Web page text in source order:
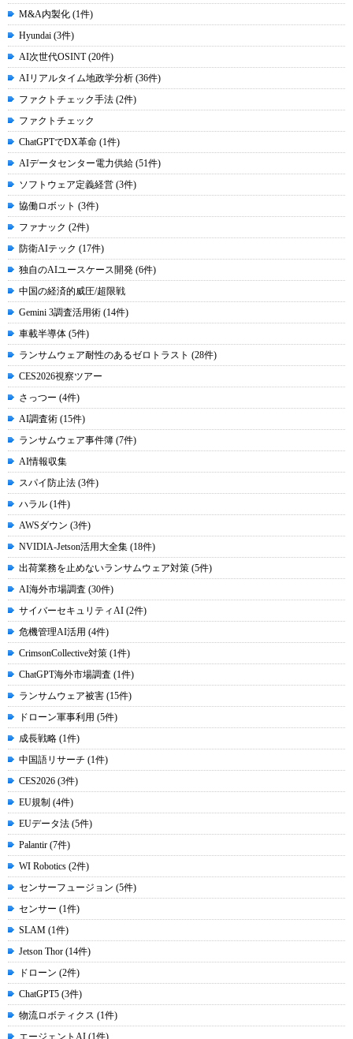
M&A内製化 (1件)
Hyundai (3件)
AI次世代OSINT (20件)
AIリアルタイム地政学分析 (36件)
ファクトチェック手法 (2件)
ファクトチェック
ChatGPTでDX革命 (1件)
AIデータセンター電力供給 (51件)
ソフトウェア定義経営 (3件)
協働ロボット (3件)
ファナック (2件)
防衛AIテック (17件)
独自のAIユースケース開発 (6件)
中国の経済的威圧/超限戦
Gemini 3調査活用術 (14件)
車載半導体 (5件)
ランサムウェア耐性のあるゼロトラスト (28件)
CES2026視察ツアー
さっつー (4件)
AI調査術 (15件)
ランサムウェア事件簿 (7件)
AI情報収集
スパイ防止法 (3件)
ハラル (1件)
AWSダウン (3件)
NVIDIA-Jetson活用大全集 (18件)
出荷業務を止めないランサムウェア対策 (5件)
AI海外市場調査 (30件)
サイバーセキュリティAI (2件)
危機管理AI活用 (4件)
CrimsonCollective対策 (1件)
ChatGPT海外市場調査 (1件)
ランサムウェア被害 (15件)
ドローン軍事利用 (5件)
成長戦略 (1件)
中国語リサーチ (1件)
CES2026 (3件)
EU規制 (4件)
EUデータ法 (5件)
Palantir (7件)
WI Robotics (2件)
センサーフュージョン (5件)
センサー (1件)
SLAM (1件)
Jetson Thor (14件)
ドローン (2件)
ChatGPT5 (3件)
物流ロボティクス (1件)
エージェントAI (1件)